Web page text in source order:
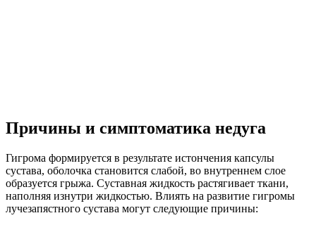
Причины и симптоматика недуга
Гигрома формируется в результате истончения капсулы
сустава, оболочка становится слабой, во внутреннем слое
образуется грыжа. Суставная жидкость растягивает ткани,
наполняя изнутри жидкостью. Влиять на развитие гигромы
лучезапястного сустава могут следующие причины: